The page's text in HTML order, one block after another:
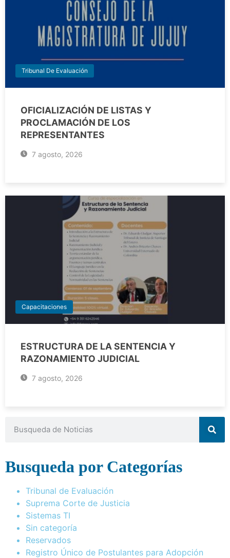
Tribunal De Evaluación
OFICIALIZACIÓN DE LISTAS Y
PROCLAMACIÓN DE LOS
REPRESENTANTES
7 agosto, 2026
Capacitaciones
ESTRUCTURA DE LA SENTENCIA Y
RAZONAMIENTO JUDICIAL
7 agosto, 2026
Busqueda por Categorías
Tribunal de Evaluación
Suprema Corte de Justicia
Sistemas TI
Sin categoría
Reservados
Registro Único de Postulantes para Adopción